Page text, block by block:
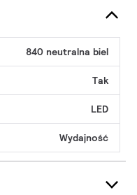
840 neutralna biel
Tak
LED
Wydajność